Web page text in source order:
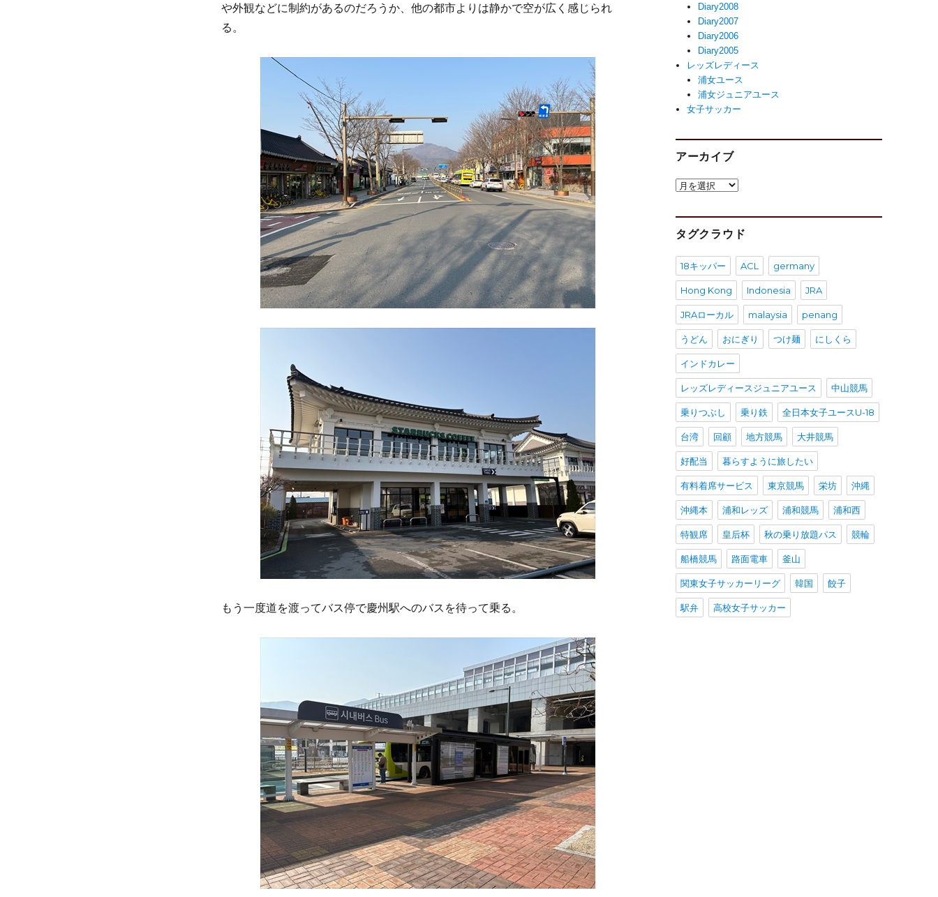
や外観などに制約があるのだろうか、他の都市よりは静かで空が広く感じられ
る。
もう一度道を渡ってバス停で慶州駅へのバスを待って乗る。
Diary2008
Diary2007
Diary2006
Diary2005
レッズレディース
浦女ユース
浦女ジュニアユース
女子サッカー
アーカイブ
ア
カ
イ
タグクラウド
18キッパー ACL germany
Hong Kong Indonesia JRA
JRAローカル malaysia penang
うどん おにぎり つけ麺 にしくら
インドカレー
レッズレディースジュニアユース 中山競馬
乗りつぶし 乗り鉄 全日本女子ユースU-18
台湾 回顧 地方競馬 大井競馬
好配当 暮らすように旅したい
有料着席サービス 東京競馬 栄坊 沖縄
沖縄本 浦和レッズ 浦和競馬 浦和西
特観席 皇后杯 秋の乗り放題パス 競輪
船橋競馬 路面電車 釜山
関東女子サッカーリーグ 韓国 餃子
駅弁 高校女子サッカー